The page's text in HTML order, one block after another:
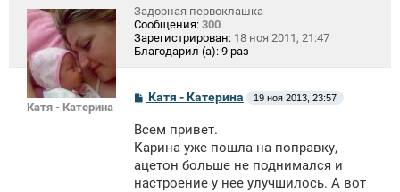
Катя - Катерина
Задорная первоклашка
Сообщения: 300
Зарегистрирован: 18 ноя 2011, 21:47
Благодарил (а): 9 раз
С
б
щ
н
и
Катя - Катерина 19 ноя 2013, 23:57
Всем привет.
Карина уже пошла на поправку,
ацетон больше не поднимался и
настроение у нее улучшилось. А вот